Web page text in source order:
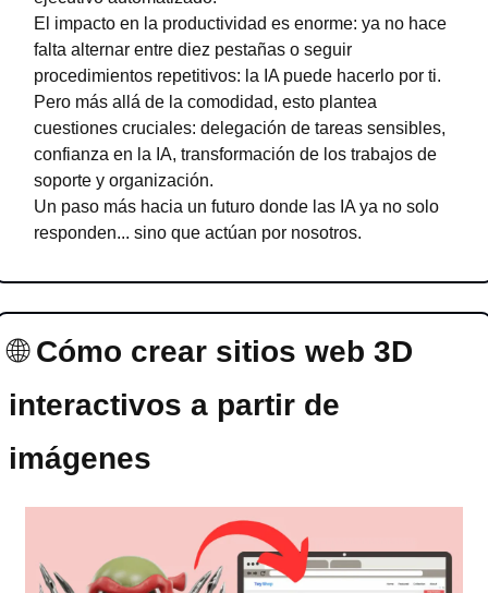
El impacto en la productividad es enorme: ya no hace
falta alternar entre diez pestañas o seguir
procedimientos repetitivos: la IA puede hacerlo por ti.
Pero más allá de la comodidad, esto plantea
cuestiones cruciales: delegación de tareas sensibles,
confianza en la IA, transformación de los trabajos de
soporte y organización.
Un paso más hacia un futuro donde las IA ya no solo
responden... sino que actúan por nosotros.
🌐 Cómo crear sitios web 3D
interactivos a partir de
imágenes